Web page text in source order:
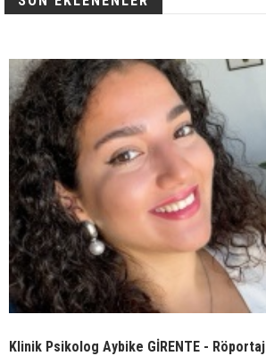
Klinik Psikolog Aybike GİRENTE - Röportaj